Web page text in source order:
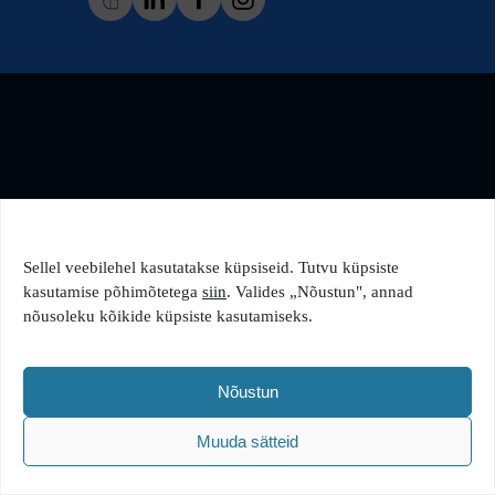
Sellel veebilehel kasutatakse küpsiseid. Tutvu küpsiste
kasutamise põhimõtetega siin. Valides „Nõustun", annad
nõusoleku kõikide küpsiste kasutamiseks.
Nõustun
Muuda sätteid